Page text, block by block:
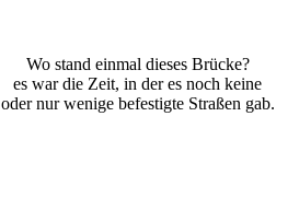
Wo stand einmal dieses Brücke?
es war die Zeit, in der es noch keine
oder nur wenige befestigte Straßen gab.